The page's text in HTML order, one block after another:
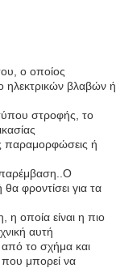
ο οποίος
ηλεκτρικών βλαβών ή
στροφής, το
παραμορφώσεις ή
παρέμβαση..Ο
φροντίσει για τα
η οποία είναι η πιο
αυτή
το σχήμα και
που μπορεί να